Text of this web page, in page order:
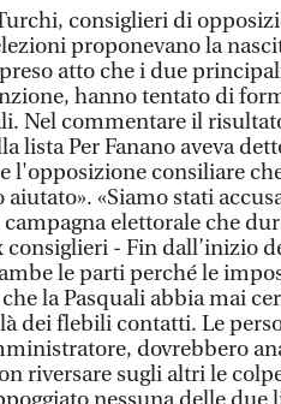
consiglieri di
proponevano la
atto che i due
hanno tentato di
Nel commentare il
lista Per Fanano aveva
l'opposizione consiliare
«Siamo stati
elettorale che
- Fin dall’inizio
le parti perché le
la Pasquali abbia mai
dei flebili contatti. Le
dovrebbero
riversare sugli altri le